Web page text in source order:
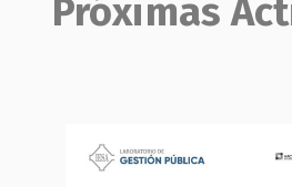
Próximas